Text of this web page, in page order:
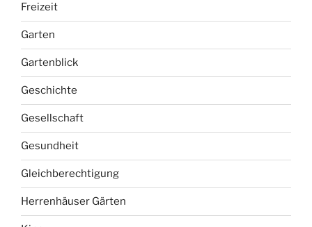
Freizeit
Garten
Gartenblick
Geschichte
Gesellschaft
Gesundheit
Gleichberechtigung
Herrenhäuser Gärten